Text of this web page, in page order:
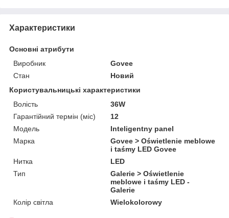
Характеристики
Основні атрибути
Виробник
Govee
Стан
Новий
Користувальницькі характеристики
Волість
36W
Гарантійний термін (міс)
12
Мoдель
Inteligentny panel
Марка
Govee > Oświetlenie meblowe
i taśmy LED Govee
Нитка
LED
Тип
Galerie > Oświetlenie
meblowe i taśmy LED -
Galerie
Колір світла
Wielokolorowy